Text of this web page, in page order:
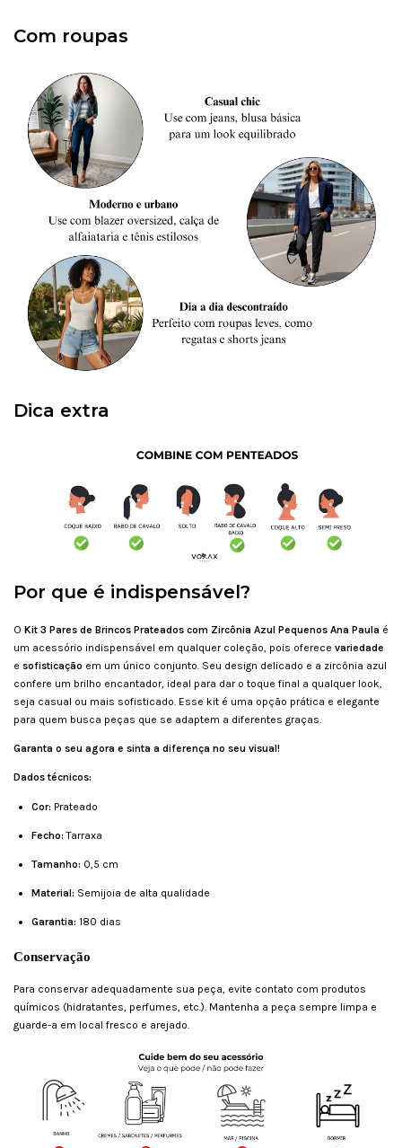
Com roupas
Dica extra
Por que é indispensável?
O Kit 3 Pares de Brincos Prateados com Zircônia Azul Pequenos Ana Paula é
um acessório indispensável em qualquer coleção, pois oferece variedade
e sofisticação em um único conjunto. Seu design delicado e a zircônia azul
confere um brilho encantador, ideal para dar o toque final a qualquer look,
seja casual ou mais sofisticado. Esse kit é uma opção prática e elegante
para quem busca peças que se adaptem a diferentes graças.
Garanta o seu agora e sinta a diferença no seu visual!
Dados técnicos:
Cor: Prateado
Fecho:Tarraxa
Tamanho: 0,5 cm
Material: Semijoia de alta qualidade
Garantia: 180 dias
Conservação
Para conservar adequadamente sua peça, evite contato com produtos
químicos (hidratantes, perfumes, etc.). Mantenha a peça sempre limpa e
guarde-a em local fresco e arejado.